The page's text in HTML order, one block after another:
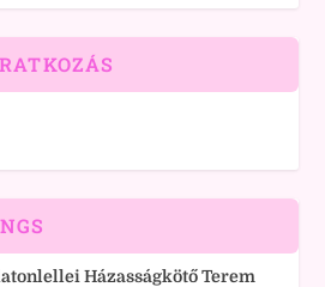
Házasságkötő Terem